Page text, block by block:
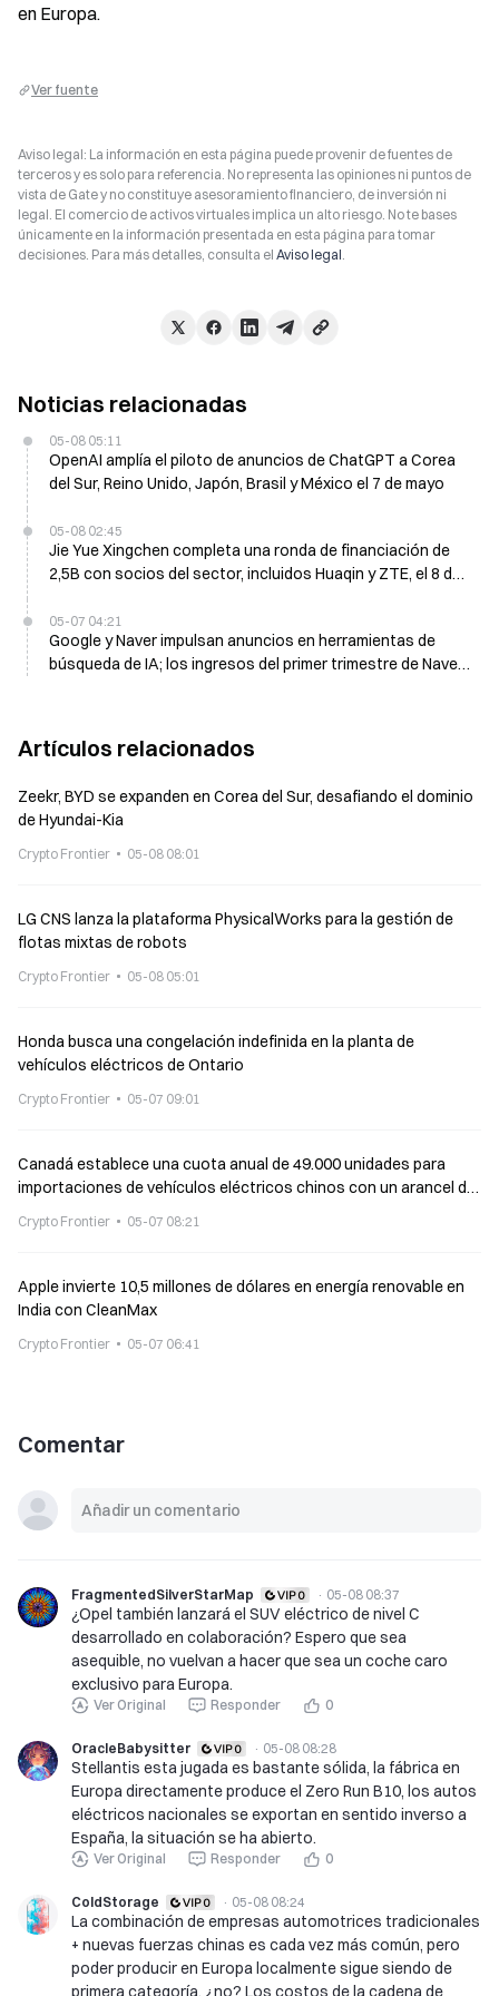
en Europa.
Ver fuente
Aviso legal: La información en esta página puede provenir de fuentes de
terceros y es solo para referencia. No representa las opiniones ni puntos de
vista de Gate y no constituye asesoramiento financiero, de inversión ni
legal. El comercio de activos virtuales implica un alto riesgo. No te bases
únicamente en la información presentada en esta página para tomar
decisiones. Para más detalles, consulta el Aviso legal.
Noticias relacionadas
05-08 05:11
OpenAI amplía el piloto de anuncios de ChatGPT a Corea
del Sur, Reino Unido, Japón, Brasil y México el 7 de mayo
05-08 02:45
Jie Yue Xingchen completa una ronda de financiación de
2,5B con socios del sector, incluidos Huaqin y ZTE, el 8 de
05-07 04:21
Google y Naver impulsan anuncios en herramientas de
búsqueda de IA; los ingresos del primer trimestre de Naver
Artículos relacionados
Zeekr, BYD se expanden en Corea del Sur, desafiando el dominio
de Hyundai-Kia
Crypto Frontier 05-08 08:01
LG CNS lanza la plataforma PhysicalWorks para la gestión de
flotas mixtas de robots
Crypto Frontier 05-08 05:01
Honda busca una congelación indefinida en la planta de
vehículos eléctricos de Ontario
Crypto Frontier 05-07 09:01
Canadá establece una cuota anual de 49.000 unidades para
importaciones de vehículos eléctricos chinos con un arancel del
Crypto Frontier 05-07 08:21
Apple invierte 10,5 millones de dólares en energía renovable en
India con CleanMax
Crypto Frontier 05-07 06:41
Comentar
FragmentedSilverStarMap · 05-08 08:37
¿Opel también lanzará el SUV eléctrico de nivel C
desarrollado en colaboración? Espero que sea
asequible, no vuelvan a hacer que sea un coche caro
exclusivo para Europa.
Ver Original Responder 0
OracleBabysitter · 05-08 08:28
Stellantis esta jugada es bastante sólida, la fábrica en
Europa directamente produce el Zero Run B10, los autos
eléctricos nacionales se exportan en sentido inverso a
España, la situación se ha abierto.
Ver Original Responder 0
ColdStorage · 05-08 08:24
La combinación de empresas automotrices tradicionales
+ nuevas fuerzas chinas es cada vez más común, pero
poder producir en Europa localmente sigue siendo de
primera categoría, ¿no? Los costos de la cadena de